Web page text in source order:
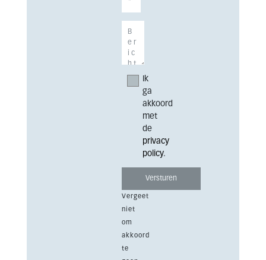
Ik
ga
akkoord
met
de
privacy
policy.
Vergeet
niet
om
akkoord
te